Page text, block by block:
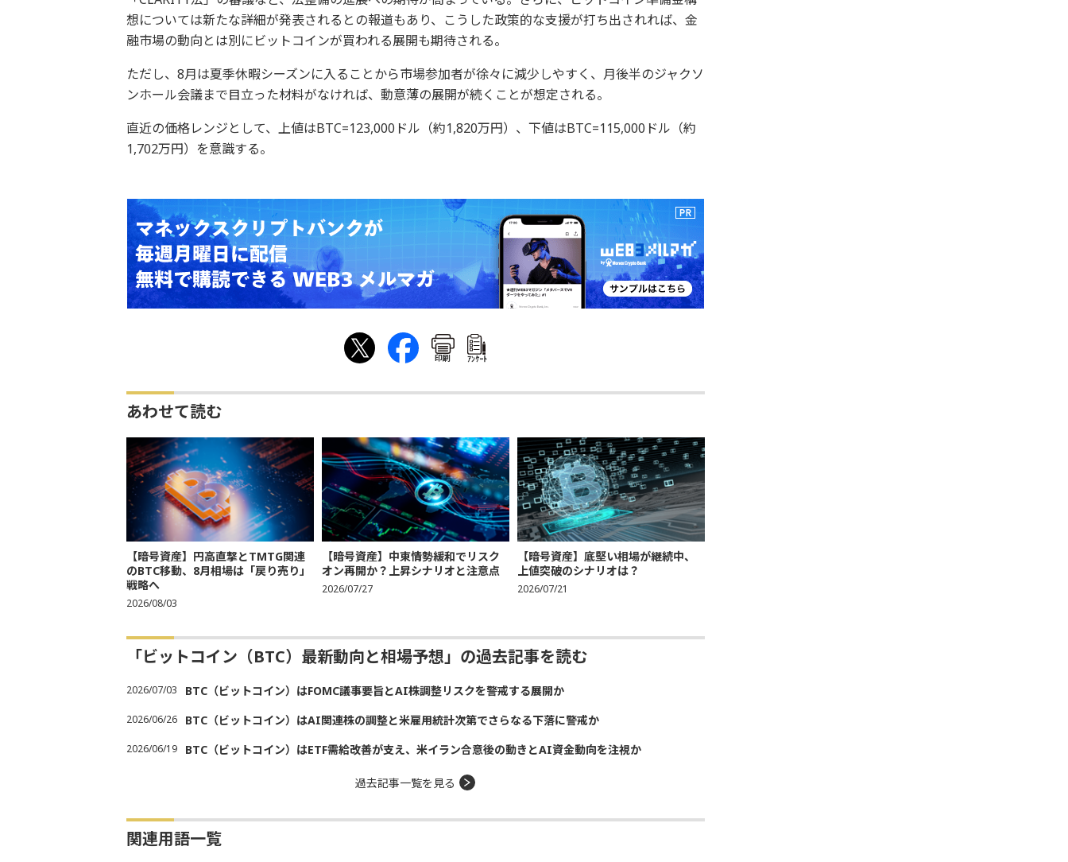
想については新たな詳細が発表されるとの報道もあり、こうした政策的な支援が打ち出されれば、金
融市場の動向とは別にビットコインが買われる展開も期待される。
ただし、8月は夏季休暇シーズンに入ることから市場参加者が徐々に減少しやすく、月後半のジャクソ
ンホール会議まで目立った材料がなければ、動意薄の展開が続くことが想定される。
直近の価格レンジとして、上値はBTC=123,000ドル（約1,820万円）、下値はBTC=115,000ドル（約
1,702万円）を意識する。
印刷 ｱﾝｹｰﾄ
あわせて読む
【暗号資産】円高直撃とTMTG関連
のBTC移動、8月相場は「戻り売り」
戦略へ
2026/08/03
【暗号資産】中東情勢緩和でリスク
オン再開か？上昇シナリオと注意点
2026/07/27
【暗号資産】底堅い相場が継続中、
上値突破のシナリオは？
2026/07/21
「ビットコイン（BTC）最新動向と相場予想」の過去記事を読む
2026/07/03 BTC（ビットコイン）はFOMC議事要旨とAI株調整リスクを警戒する展開か
2026/06/26 BTC（ビットコイン）はAI関連株の調整と米雇用統計次第でさらなる下落に警戒か
2026/06/19 BTC（ビットコイン）はETF需給改善が支え、米イラン合意後の動きとAI資金動向を注視か
過去記事一覧を見る
関連用語一覧